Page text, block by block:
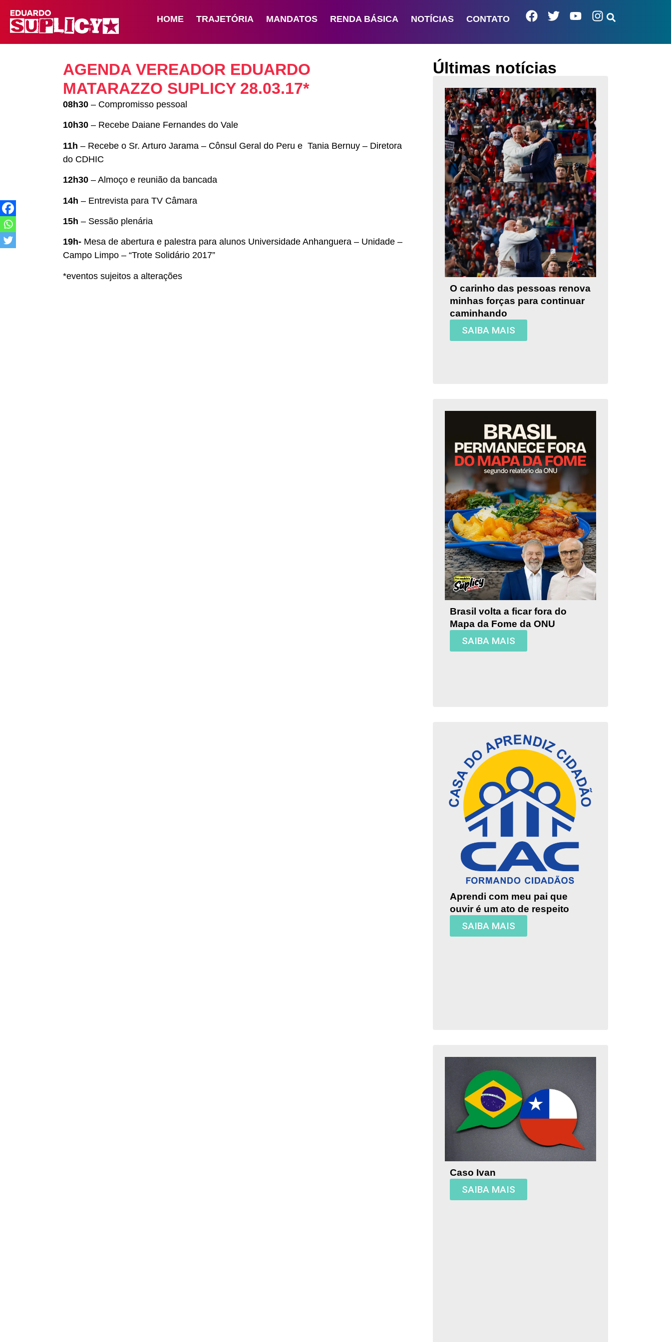
HOME TRAJETÓRIA MANDATOS RENDA BÁSICA NOTÍCIAS CONTATO
AGENDA VEREADOR EDUARDO
MATARAZZO SUPLICY 28.03.17*
08h30 – Compromisso pessoal
10h30 – Recebe Daiane Fernandes do Vale
11h – Recebe o Sr. Arturo Jarama – Cônsul Geral do Peru e Tania Bernuy – Diretora
do CDHIC
12h30 – Almoço e reunião da bancada
14h – Entrevista para TV Câmara
15h – Sessão plenária
19h- Mesa de abertura e palestra para alunos Universidade Anhanguera – Unidade –
Campo Limpo – “Trote Solidário 2017”
*eventos sujeitos a alterações
Últimas notícias
O carinho das pessoas renova
minhas forças para continuar
caminhando
SAIBA MAIS
Brasil volta a ficar fora do
Mapa da Fome da ONU
SAIBA MAIS
Aprendi com meu pai que
ouvir é um ato de respeito
SAIBA MAIS
Caso Ivan
SAIBA MAIS